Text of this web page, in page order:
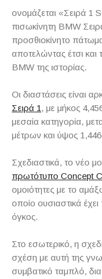
ονομάζεται «Σειρά 1
πισωκίνητη BMW
προσθιοκίνητο
αποτελώντας έτσι
BMW της ιστορίας.
Οι διαστάσεις είναι
Σειρά 1 , με μήκος
μεσαία κατηγορία,
μέτρων και ύψος
Σχεδιαστικά, το νέο
πρωτότυπο Concept
ομοιότητες με το
οποίο ουσιαστικά
όγκος.
Στο εσωτερικό, η
σχέση με αυτή της
συμβατικό ταμπλό,